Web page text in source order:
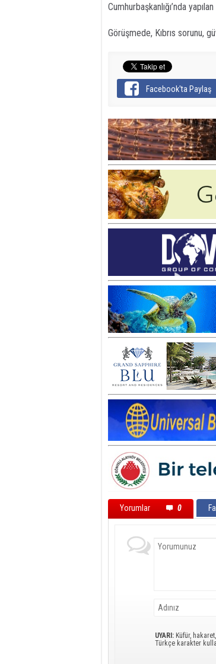
Cumhurbaşkanlığı’nda
Görüşmede, Kıbrıs sorunu,
Facebook'ta Paylaş
Yorumlar 0
UYARI: Küfür,
Türkçe karakter